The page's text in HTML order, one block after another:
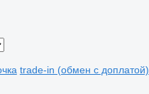
trade-in (обмен с доплатой)